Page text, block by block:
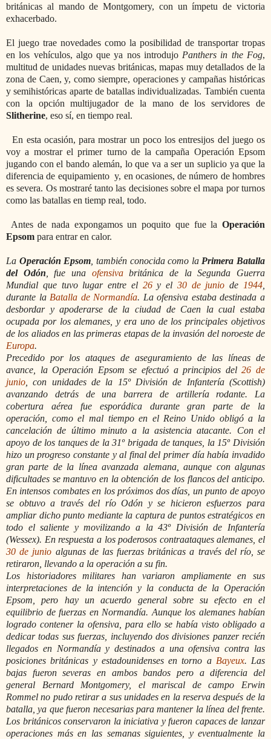
británicas al mando de Montgomery, con un ímpetu de victoria
exhacerbado.
El juego trae novedades como la posibilidad de transportar tropas
en los vehículos, algo que ya nos introdujo Panthers in the Fog,
multitud de unidades nuevas británicas, mapas muy detallados de la
zona de Caen, y, como siempre, operaciones y campañas históricas
y semihistóricas aparte de batallas individualizadas. También cuenta
con la opción multijugador de la mano de los servidores de
Slitherine, eso sí, en tiempo real.
En esta ocasión, para mostrar un poco los entresijos del juego os
voy a mostrar el primer turno de la campaña Operación Epsom
jugando con el bando alemán, lo que va a ser un suplicio ya que la
diferencia de equipamiento y, en ocasiones, de número de hombres
es severa. Os mostraré tanto las decisiones sobre el mapa por turnos
como las batallas en tiemp real, todo.
Antes de nada expongamos un poquito que fue la Operación
Epsom para entrar en calor.
La Operación Epsom , también conocida como la Primera Batalla
del Odón , fue una ofensivabritánica de la Segunda Guerra
Mundial que tuvo lugar entre el 26y el 30 de junio de 1944
durante la Batalla de Normandía. La ofensiva estaba destinada a
desbordar y apoderarse de la ciudad de Caen la cual estaba
ocupada por los alemanes, y era uno de los principales objetivos
de los aliados en las primeras etapas de la invasión del noroeste de
Europa.
Precedido por los ataques de aseguramiento de las líneas de
avance, la Operación Epsom se efectuó a principios del26 de
junio , con unidades de la 15º División de Infantería (Scottish)
avanzando detrás de una barrera de artillería rodante. La
cobertura aérea fue esporádica durante gran parte de la
operación, como el mal tiempo en el Reino Unido obligó a la
cancelación de último minuto a la asistencia atacante. Con el
apoyo de los tanques de la 31º brigada de tanques, la 15º División
hizo un progreso constante y al final del primer día había invadido
gran parte de la línea avanzada alemana, aunque con algunas
dificultades se mantuvo en la obtención de los flancos del anticipo.
En intensos combates en los próximos dos días, un punto de apoyo
se obtuvo a través del río Odón y se hicieron esfuerzos para
ampliar dicho punto mediante la captura de puntos estratégicos en
todo el saliente y movilizando a la 43º División de Infantería
(Wessex). En respuesta a los poderosos contraataques alemanes, el
30 de junio algunas de las fuerzas británicas a través del río, se
retiraron, llevando a la operación a su fin.
Los historiadores militares han variaron ampliamente en sus
interpretaciones de la intención y la conducta de la Operación
Epsom, pero hay un acuerdo general sobre su efecto en el
equilibrio de fuerzas en Normandía. Aunque los alemanes habían
logrado contener la ofensiva, para ello se había visto obligado a
dedicar todas sus fuerzas, incluyendo dos divisiones panzer recién
llegados en Normandía y destinados a una ofensiva contra las
posiciones británicas y estadounidenses en torno a Bayeux. Las
bajas fueron severas en ambos bandos pero a diferencia del
general Bernard Montgomery, el mariscal de campo Erwin
Rommel no pudo retirar a sus unidades en la reserva después de la
batalla, ya que fueron necesarias para mantener la línea del frente.
Los británicos conservaron la iniciativa y fueron capaces de lanzar
operaciones más en las semanas siguientes, y eventualmente la